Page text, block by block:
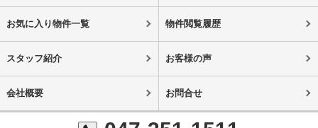
お気に入り物件一覧 物件閲覧履歴
スタッフ紹介 お客様の声
会社概要 お問合せ